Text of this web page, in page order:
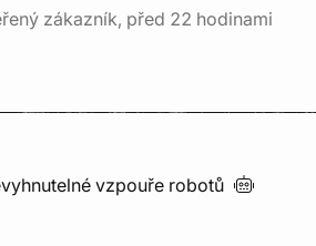
zákazník, před 22 hodinami
vzpouře robotů